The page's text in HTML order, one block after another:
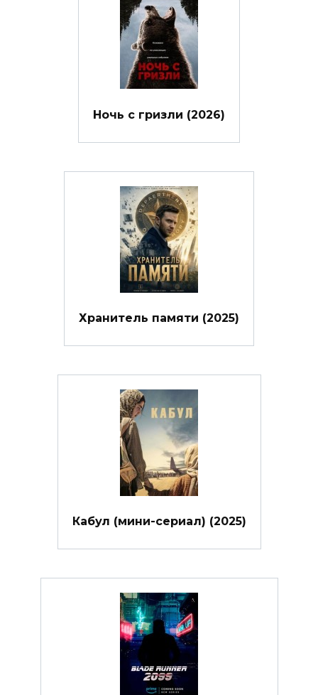
Ночь с гризли (2026)
Хранитель памяти (2025)
Кабул (мини-сериал) (2025)